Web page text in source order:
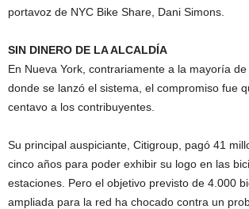
portavoz de NYC Bike Share, Dani Simons.
SIN DINERO DE LA ALCALDÍA
En Nueva York, contrariamente a la mayoría
donde se lanzó el sistema, el compromiso fue
centavo a los contribuyentes.
Su principal auspiciante, Citigroup, pagó 41
cinco años para poder exhibir su logo en las
estaciones. Pero el objetivo previsto de 4.000
ampliada para la red ha chocado contra un